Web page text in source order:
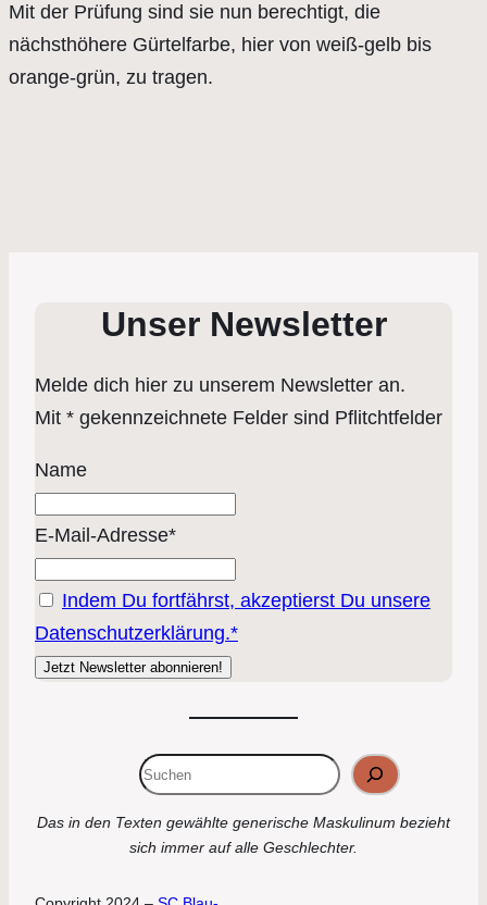
Mit der Prüfung sind sie nun berechtigt, die
nächsthöhere Gürtelfarbe, hier von weiß-gelb bis
orange-grün, zu tragen.
Unser Newsletter
Melde dich hier zu unserem Newsletter an.
Mit * gekennzeichnete Felder sind Pflitchtfelder
Name
E-Mail-Adresse*
Indem Du fortfährst, akzeptierst Du unsere
Datenschutzerklärung.*
Das in den Texten gewählte generische Maskulinum bezieht
sich immer auf alle Geschlechter.